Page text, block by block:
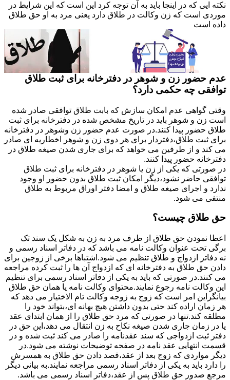
نکته ایی که در اینجا باید به آن توجه کرد این است که این شرایط در
موردی است که زن وکالت در طلاق دارد یعنی مرد به او حق طلاق
داده است
عدم حضور زن و شوهر در دفترخانه برای ثبت طلاق
توافقی چه حکمی دارد؟
وقتی گواهی عدم امکان سازش که بابت طلاق توافقی صادر شده
است زن و شوهر باید در تاریخ مشخص شده در دفترخانه برای ثبت
طلاق حضور پیدا کنند.در صورت عدم حضور زن وشوهر در دفترخانه
برای ثبت طلاق،دفتردار برای هر دوی زن و شوهر اخطاریه ای صادر
می کند و از طرفین می خواهد که برای جاری شدن صیغه طلاق در
دفترخانه حضور پیدا کنند.
در صورتی که یکی از زن یا شوهر در دفترخانه برای ثبت طلاق
توافقی حاضر نشود،دیگر امکان ثبت طلاق بدون حضور او وجود
ندارد و اجرای صیغه طلاق و امضا دفتر اوراق مربوط به طلاق
منتفی می شود.
حق طلاق چیست؟
اعطا نمودن حق طلاق از طرف مرد به زن به شکل یک سند تک
برگی تحت عنوان وکالت نامه می باشد که در دفاتر اسناد رسمی و
نه دفاتر ازدواج و طلاق تنظیم می شود.اشتباها برخی از زوجین برای
دادن حق طلاق به دفترخانه ای که ازدواج آن ها را ثبت کرده مراجعه
می کنند.در صورتی که باید به یکی از دفاتر اسناد رسمی برای تنظیم
این وکالت نامه رجوع نمایند.محتوای وکالت نامه یا همان حق طلاق
بیانگراین امر است که زوج به زوجه وکالت تام الاختیار می دهد که
هر زمان اراده کند حتی بدون داشتن هیچ بهانه ای،بتواند خود را
مطلقه کند.تنها در صورتی که مرد حق طلاق را از همان ابتدای عقد
یا در زمان جاری شدن صیغه نکاح به زن انتقال می دهد،این حق در
دفتر ثبت ازدواجی که سند عقدنامه را صادر می کند ثبت شده و در
قسمت انتهایی عقد نامه در صفحه توضیحات نوشته می شود.در
دیگر مواردی که زوج بعد از عقد،قصد دادن حق طلاق به همسرش
را دارد باید به یکی از دفاتر اسناد رسمی مراجعه نمایند.به بیانی دیگر
مرجع صدور حق طلاق پس از عقد،دفاتر اسناد رسمی می باشد.